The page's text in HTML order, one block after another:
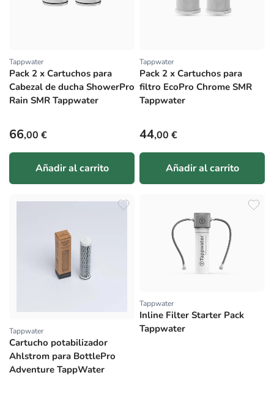
Proveedor:
Tappwater
Pack 2 x Cartuchos para
Cabezal de ducha ShowerPro
Rain SMR Tappwater
Precio habitual
66,00 €
Añadir al carrito
Proveedor:
Tappwater
Pack 2 x Cartuchos para
filtro EcoPro Chrome SMR
Tappwater
Precio habitual
44,00 €
Añadir al carrito
Proveedor:
Tappwater
Cartucho potabilizador
Ahlstrom para BottlePro
Adventure TappWater
Proveedor:
Tappwater
Inline Filter Starter Pack
Tappwater